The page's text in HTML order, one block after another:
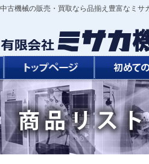
中古機械の販売・買取なら品揃え豊富なミ